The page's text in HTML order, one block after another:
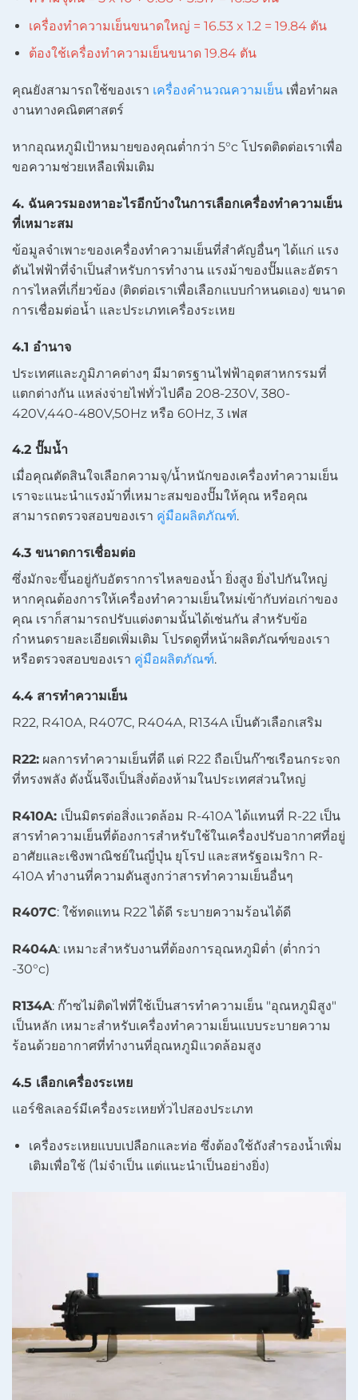
เครื่องทำความเย็นขนาดใหญ่ = 16.53 x 1.2 = 19.84 ตัน
ต้องใช้เครื่องทำความเย็นขนาด 19.84 ตัน
คุณยังสามารถใช้ของเรา เครื่องคำนวณความเย็น เพื่อทำผล
งานทางคณิตศาสตร์
หากอุณหภูมิเป้าหมายของคุณต่ำกว่า 5°c โปรดติดต่อเราเพื่อ
ขอความช่วยเหลือเพิ่มเติม
4. ฉันควรมองหาอะไรอีกบ้างในการเลือกเครื่องทำความเย็น
ที่เหมาะสม
ข้อมูลจำเพาะของเครื่องทำความเย็นที่สำคัญอื่นๆ ได้แก่ แรง
ดันไฟฟ้าที่จำเป็นสำหรับการทำงาน แรงม้าของปั๊มและอัตรา
การไหลที่เกี่ยวข้อง (ติดต่อเราเพื่อเลือกแบบกำหนดเอง) ขนาด
การเชื่อมต่อน้ำ และประเภทเครื่องระเหย
4.1 อำนาจ
ประเทศและภูมิภาคต่างๆ มีมาตรฐานไฟฟ้าอุตสาหกรรมที่
แตกต่างกัน แหล่งจ่ายไฟทั่วไปคือ 208-230V, 380-
420V,440-480V,50Hz หรือ 60Hz, 3 เฟส
4.2 ปั๊มน้ำ
เมื่อคุณตัดสินใจเลือกความจุ/น้ำหนักของเครื่องทำความเย็น
เราจะแนะนำแรงม้าที่เหมาะสมของปั๊มให้คุณ หรือคุณ
สามารถตรวจสอบของเรา คู่มือผลิตภัณฑ์.
4.3 ขนาดการเชื่อมต่อ
ซึ่งมักจะขึ้นอยู่กับอัตราการไหลของน้ำ ยิ่งสูง ยิ่งไปกันใหญ่
หากคุณต้องการให้เครื่องทำความเย็นใหม่เข้ากับท่อเก่าของ
คุณ เราก็สามารถปรับแต่งตามนั้นได้เช่นกัน สำหรับข้อ
กำหนดรายละเอียดเพิ่มเติม โปรดดูที่หน้าผลิตภัณฑ์ของเรา
หรือตรวจสอบของเรา คู่มือผลิตภัณฑ์.
4.4 สารทำความเย็น
R22, R410A, R407C, R404A, R134A เป็นตัวเลือกเสริม
R22: ผลการทำความเย็นที่ดี แต่ R22 ถือเป็นก๊าซเรือนกระจก
ที่ทรงพลัง ดังนั้นจึงเป็นสิ่งต้องห้ามในประเทศส่วนใหญ่
R410A: เป็นมิตรต่อสิ่งแวดล้อม R-410A ได้แทนที่ R-22 เป็น
สารทำความเย็นที่ต้องการสำหรับใช้ในเครื่องปรับอากาศที่อยู่
อาศัยและเชิงพาณิชย์ในญี่ปุ่น ยุโรป และสหรัฐอเมริกา R-
410A ทำงานที่ความดันสูงกว่าสารทำความเย็นอื่นๆ
R407C: ใช้ทดแทน R22 ได้ดี ระบายความร้อนได้ดี
R404A: เหมาะสำหรับงานที่ต้องการอุณหภูมิต่ำ (ต่ำกว่า
-30°c)
R134A: ก๊าซไม่ติดไฟที่ใช้เป็นสารทำความเย็น "อุณหภูมิสูง"
เป็นหลัก เหมาะสำหรับเครื่องทำความเย็นแบบระบายความ
ร้อนด้วยอากาศที่ทำงานที่อุณหภูมิแวดล้อมสูง
4.5 เลือกเครื่องระเหย
แอร์ชิลเลอร์มีเครื่องระเหยทั่วไปสองประเภท
เครื่องระเหยแบบเปลือกและท่อ ซึ่งต้องใช้ถังสำรองน้ำเพิ่ม
เติมเพื่อใช้ (ไม่จำเป็น แต่แนะนำเป็นอย่างยิ่ง)